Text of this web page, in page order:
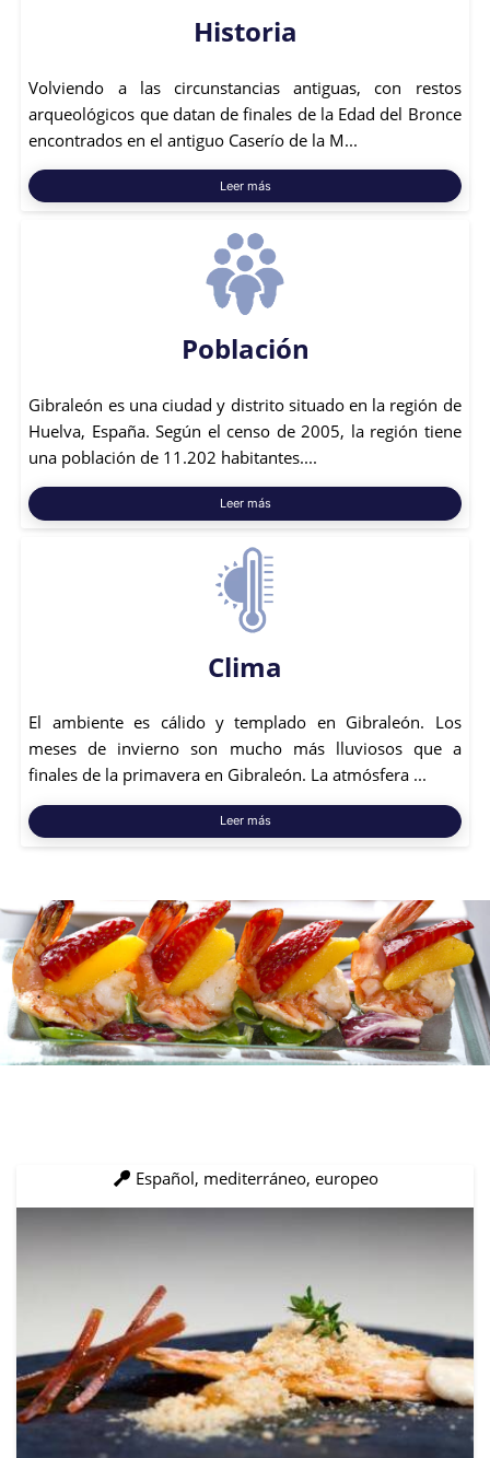
Historia
Volviendo a las circunstancias antiguas, con restos
arqueológicos que datan de finales de la Edad del Bronce
encontrados en el antiguo Caserío de la M...
Leer más
Población
Gibraleón es una ciudad y distrito situado en la región de
Huelva, España. Según el censo de 2005, la región tiene
una población de 11.202 habitantes....
Leer más
Clima
El ambiente es cálido y templado en Gibraleón. Los
meses de invierno son mucho más lluviosos que a
finales de la primavera en Gibraleón. La atmósfera ...
Leer más
Español, mediterráneo, europeo